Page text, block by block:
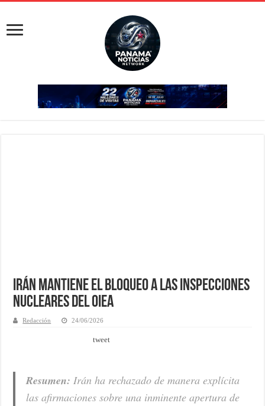
Irán mantiene el bloqueo a las inspecciones
nucleares del OIEA
Redacción 24/06/2026
tweet
Resumen: Irán ha rechazado de manera explícita
las afirmaciones sobre una inminente apertura de